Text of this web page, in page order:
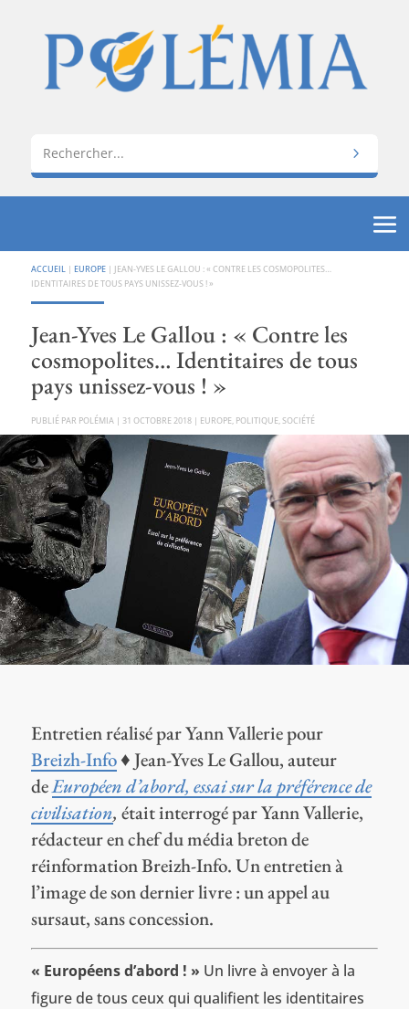
ACCUEIL | EUROPE| JEAN-YVES LE GALLOU : « CONTRE LES COSMOPOLITES…
IDENTITAIRES DE TOUS PAYS UNISSEZ-VOUS ! »
Jean-Yves Le Gallou : « Contre les
cosmopolites… Identitaires de tous
pays unissez-vous ! »
PAR POLÉMIA | 31 OCTOBRE 2018| EUROPE, POLITIQUE, SOCIÉTÉ
Entretien réalisé par Yann Vallerie pour
Breizh-Info♦ Jean-Yves Le Gallou, auteur
deEuropéen d’abord, essai sur la préférence de
civilisation, était interrogé par Yann Vallerie,
rédacteur en chef du média breton de
réinformation Breizh-Info. Un entretien à
l’image de son dernier livre : un appel au
sursaut, sans concession.
« Européens d’abord ! » Un livre à envoyer à la
figure de tous ceux qui qualifient les identitaires